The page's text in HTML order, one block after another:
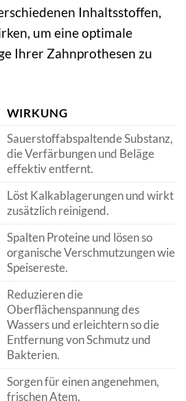
Inhaltsstoffen,
um eine optimale
Ihrer Zahnprothesen zu
WIRKUNG
Sauerstoffabspaltende Substanz,
die Verfärbungen und Beläge
effektiv entfernt.
Löst Kalkablagerungen und wirkt
zusätzlich reinigend.
Spalten Proteine und lösen so
organische Verschmutzungen wie
Speisereste.
Reduzieren die
Oberflächenspannung des
Wassers und erleichtern so die
Entfernung von Schmutz und
Bakterien.
Sorgen für einen angenehmen,
frischen Atem.